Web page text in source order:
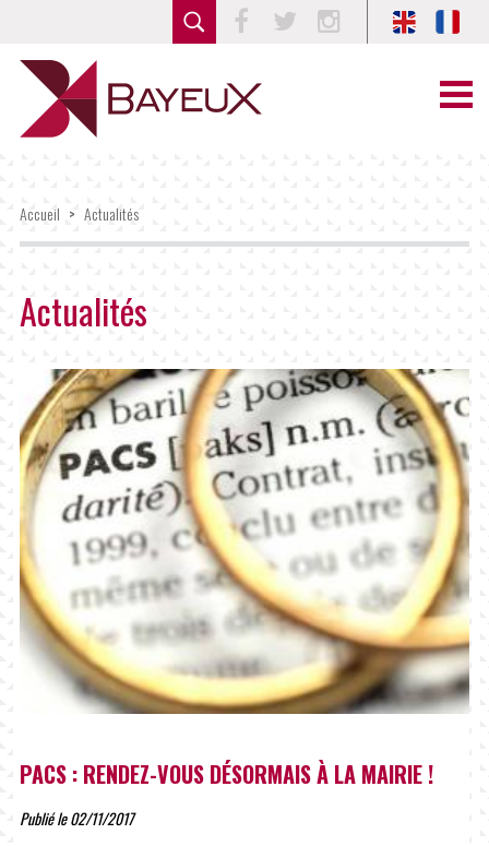
Accueil > Actualités
Actualités
PACS : RENDEZ-VOUS DÉSORMAIS À LA MAIRIE !
Publié le 02/11/2017